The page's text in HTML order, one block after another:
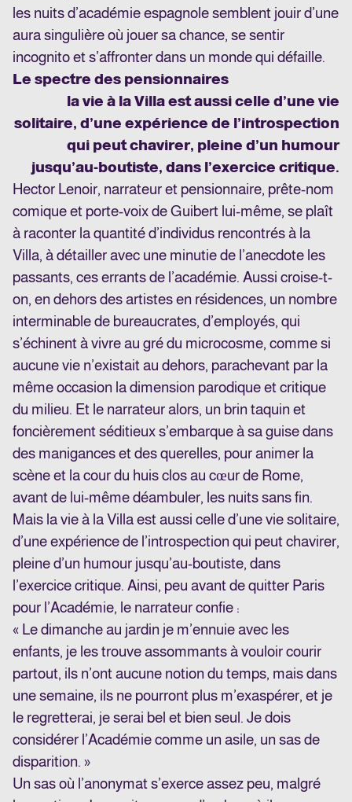
les nuits d’académie espagnole semblent jouir d’une
aura singulière où jouer sa chance, se sentir
incognito et s’affronter dans un monde qui défaille.
Le spectre des pensionnaires
la vie à la Villa est aussi celle d’une vie
solitaire, d’une expérience de l’introspection
qui peut chavirer, pleine d’un humour
jusqu’au-boutiste, dans l’exercice critique.
Hector Lenoir, narrateur et pensionnaire, prête-nom
comique et porte-voix de Guibert lui-même, se plaît
à raconter la quantité d’individus rencontrés à la
Villa, à détailler avec une minutie de l’anecdote les
passants, ces errants de l’académie. Aussi croise-t-
on, en dehors des artistes en résidences, un nombre
interminable de bureaucrates, d’employés, qui
s’échinent à vivre au gré du microcosme, comme si
aucune vie n’existait au dehors, parachevant par la
même occasion la dimension parodique et critique
du milieu. Et le narrateur alors, un brin taquin et
foncièrement séditieux s’embarque à sa guise dans
des manigances et des querelles, pour animer la
scène et la cour du huis clos au cœur de Rome,
avant de lui-même déambuler, les nuits sans fin.
Mais la vie à la Villa est aussi celle d’une vie solitaire,
d’une expérience de l’introspection qui peut chavirer,
pleine d’un humour jusqu’au-boutiste, dans
l’exercice critique. Ainsi, peu avant de quitter Paris
pour l’Académie, le narrateur confie :
« Le dimanche au jardin je m’ennuie avec les
enfants, je les trouve assommants à vouloir courir
partout, ils n’ont aucune notion du temps, mais dans
une semaine, ils ne pourront plus m’exaspérer, et je
le regretterai, je serai bel et bien seul. Je dois
considérer l’Académie comme un asile, un sas de
disparition. »
Un sas où l’anonymat s’exerce assez peu, malgré